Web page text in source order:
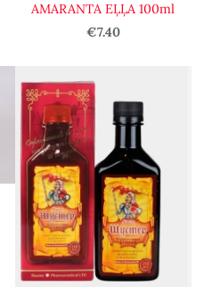
AMARANTA EĻĻA 100ml
€7.40